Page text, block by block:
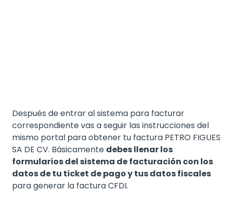
Después de entrar al sistema para facturar
correspondiente vas a seguir las instrucciones del
mismo portal para obtener tu factura PETRO FIGUES
SA DE CV. Básicamente debes llenar los
formularios del sistema de facturación con los
datos de tu ticket de pago y tus datos fiscales
para generar la factura CFDI.